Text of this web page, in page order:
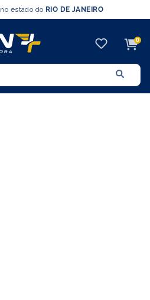
no estado do RIO DE JANEIRO
0